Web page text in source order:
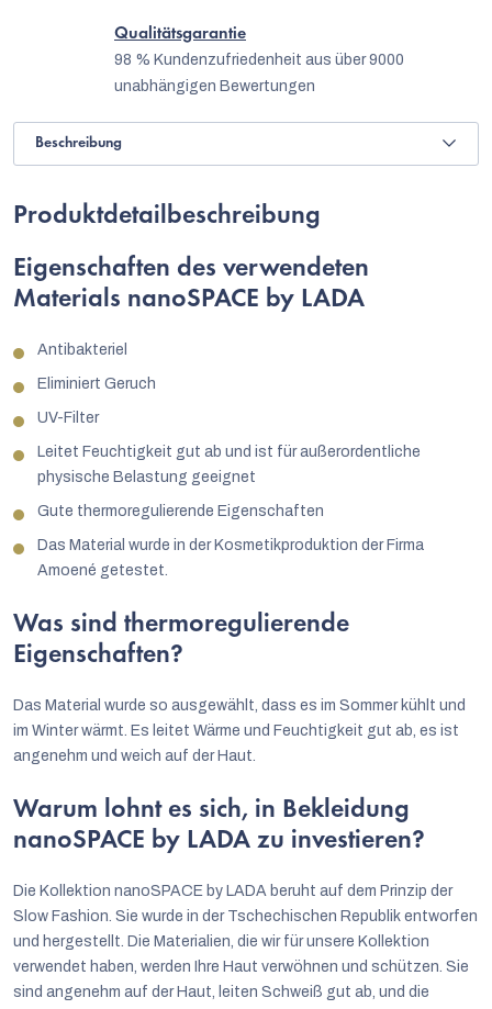
Qualitätsgarantie
98 % Kundenzufriedenheit aus über 9000
unabhängigen Bewertungen
Beschreibung
Produktdetailbeschreibung
Eigenschaften des verwendeten
Materials nanoSPACE by LADA
Antibakteriel
Eliminiert Geruch
UV-Filter
Leitet Feuchtigkeit gut ab und ist für außerordentliche
physische Belastung geeignet
Gute thermoregulierende Eigenschaften
Das Material wurde in der Kosmetikproduktion der Firma
Amoené getestet.
Was sind thermoregulierende
Eigenschaften?
Das Material wurde so ausgewählt, dass es im Sommer kühlt und
im Winter wärmt. Es leitet Wärme und Feuchtigkeit gut ab, es ist
angenehm und weich auf der Haut.
Warum lohnt es sich, in Bekleidung
nanoSPACE by LADA zu investieren?
Die Kollektion nanoSPACE by LADA beruht auf dem Prinzip der
Slow Fashion. Sie wurde in der Tschechischen Republik entworfen
und hergestellt. Die Materialien, die wir für unsere Kollektion
verwendet haben, werden Ihre Haut verwöhnen und schützen. Sie
sind angenehm auf der Haut, leiten Schweiß gut ab, und die